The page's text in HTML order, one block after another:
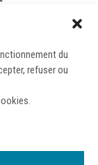
du
refuser ou